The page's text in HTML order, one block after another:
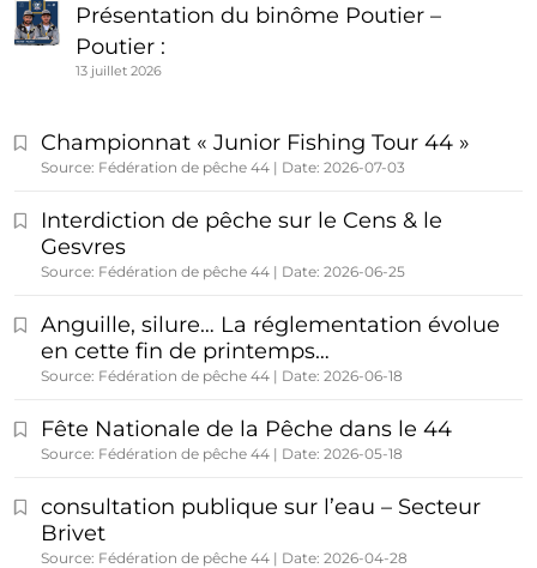
Présentation du binôme Poutier –
Poutier :
13 juillet 2026
Championnat « Junior Fishing Tour 44 »
Source: Fédération de pêche 44 Date: 2026-07-03
Interdiction de pêche sur le Cens & le
Gesvres
Source: Fédération de pêche 44 Date: 2026-06-25
Anguille, silure… La réglementation évolue
en cette fin de printemps…
Source: Fédération de pêche 44 Date: 2026-06-18
Fête Nationale de la Pêche dans le 44
Source: Fédération de pêche 44 Date: 2026-05-18
consultation publique sur l’eau – Secteur
Brivet
Source: Fédération de pêche 44 Date: 2026-04-28